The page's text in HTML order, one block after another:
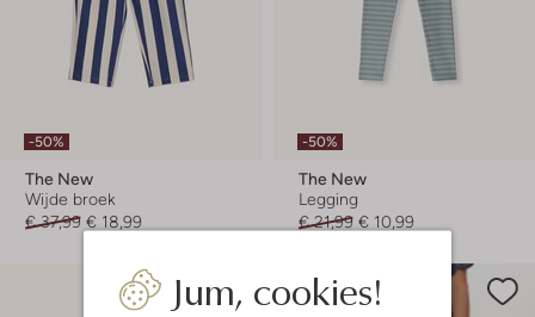
Jum, cookies!
-50%
The New
Wijde broek
€ 37,99 € 18,99
-50%
The New
Legging
€ 21,99 € 10,99